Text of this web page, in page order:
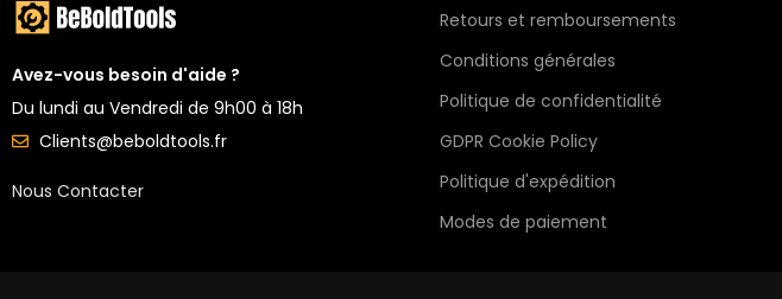
Avez-vous besoin d'aide ?
Du lundi au Vendredi de 9h00 à 18h
Clients@beboldtools.fr
Nous Contacter
Retours et remboursements
Conditions générales
Politique de confidentialité
GDPR Cookie Policy
Politique d'expédition
Modes de paiement